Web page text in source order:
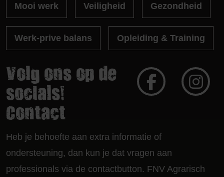
Mooi werk Veiligheid Gezondheid
Werk-prive balans Opleiding & Training
Volg ons op de
socials!
Contact
Heb je behoefte aan extra informatie of
ondersteuning, dan kun je dat vragen aan
professionals via de contactbutton. FNV Agrarisch